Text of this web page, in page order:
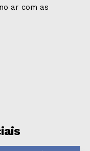
ar com as